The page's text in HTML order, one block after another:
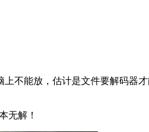
不能放，估计是文件要解码器
无解！